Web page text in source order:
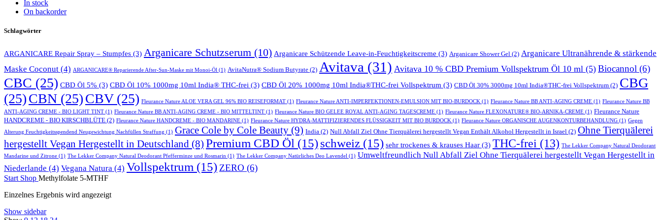
In stock
On backorder
Schlagwörter
ARGANICARE Repair Spray – Stumpfes (3) Arganicare Schutzserum (10) Arganicare Schützende Leave-in-Feuchtigkeitscreme (3) Arganicare Shower Gel (2) Arganicare Ultranährende & stärkende
Maske Coconut (4) ARGANICARE® Reparierende After-Sun-Maske mit Monoi-Öl (1) AvitaNutra® Sodium Butyrate (2) Avitava (31) Avitava 10 % CBD Premium Vollspektrum Öl 10 ml (5) Biocannol (6)
CBC (25) CBD Öl 5% (3) CBD Öl 10% 1000mg 10ml India® THC-frei (3) CBD Öl 20% 1000mg 10ml India®THC-frei Vollspektrum (3) CBD Öl 30% 3000mg 10ml India®THC-frei Vollspektrum (2) CBG
(25)CBN (25)CBV(25) Fleurance Nature ALOE VERA GEL 96% BIO REISEFORMAT (1) Fleurance Nature ANTI-IMPERFEKTIONEN-EMULSION MIT BIO-BURDOCK (1) Fleurance Nature BB ANTI-AGING CREME (1) Fleurance Nature BB
ANTI-AGING CREME - BIO LIGHT TINT (1) Fleurance Nature BB ANTI-AGING CREME - BIO MITTELTINT (1) Fleurance Nature BIO GELEE ROYAL ANTI-AGING TAGESCREME (1) Fleurance Nature FLEXONATURE® BIO-ARNIKA-CREME (1) Fleurance Nature
HANDCREME - BIO KIRSCHBLÜTE (2) Fleurance Nature HANDCREME - BIO MANDARINE (1) Fleurance Nature HYDRA-MATTIFIZIERENDES FLÜSSIGKEIT MIT BIO BURDOCK (1) Fleurance Nature ORGANISCHE AUGENKONTURBEHANDLUNG (1) Gegen
Alterung Feuchtigkeitsspendend Neugewichtung Nachfüllen Straffung (1) Grace Cole by Cole Beauty (9) India (2) Null Abfall Ziel Ohne Tierquälerei hergestellt Vegan Enthält Alkohol Hergestellt in Israel (2) Ohne Tierquälerei
hergestellt Vegan Hergestellt in Deutschland (8) Premium CBD Öl (15)schweiz (15) sehr trockenes & krauses Haar (3) THC-frei (13) The Lekker Company Natural Deodorant
Mandarine und Zitrone (1) The Lekker Company Natural Deodorant Pfefferminze und Rosmarin (1) The Lekker Company Natürliches Deo Lavendel (1) Umweltfreundlich Null Abfall Ziel Ohne Tierquälerei hergestellt Vegan Hergestellt in
Niederlande (4) Vegana Natura (4) Vollspektrum (15) ZERO (6)
Start Shop Methylfolate 5-MTHF
Einzelnes Ergebnis wird angezeigt
Show sidebar